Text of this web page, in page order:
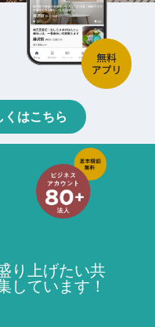
くはこちら
り上げたい共
しています！